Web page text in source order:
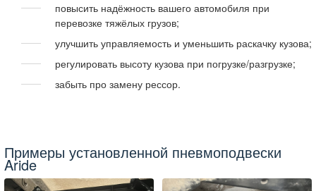
повысить надёжность вашего автомобиля при
перевозке тяжёлых грузов;
улучшить управляемость и уменьшить раскачку кузова;
регулировать высоту кузова при погрузке/разгрузке;
забыть про замену рессор.
Примеры установленной пневмоподвески
Aride